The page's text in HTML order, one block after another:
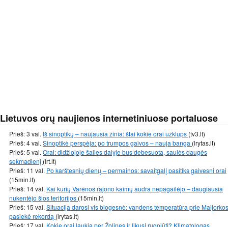
Lietuvos orų naujienos internetiniuose portaluose
Prieš: 3 val. Iš sinoptikų – naujausia žinia: štai kokie orai užklups (tv3.lt)
Prieš: 4 val. Sinoptikė perspėja: po trumpos gaivos – nauja banga (lrytas.lt)
Prieš: 5 val. Orai: didžiojoje šalies dalyje bus debesuota, saulės daugės
sekmadienį (lrt.lt)
Prieš: 11 val. Po karštesnių dienų – permainos: savaitgalį pasitiks gaivesni orai
(15min.lt)
Prieš: 14 val. Kai kurių Varėnos rajono kaimų audra nepagailėjo – daugiausia
nukentėjo šios teritorijos (15min.lt)
Prieš: 15 val. Situacija darosi vis blogesnė: vandens temperatūra prie Maljorkos
pasiekė rekordą (lrytas.lt)
Prieš: 17 val. Kokie orai laukia per Žolines ir likusį rugpjūtį? Klimatologas